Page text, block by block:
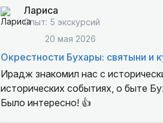
доброжелательный, харизматичный и образованный мужчина, и очень позитивный. День впечатлений
Вам обеспечен. Ирадж отвечал
тонкостей и традиций. Мы теперь живем с новыми знаниями и ощущениями. Прогулка
однозначное расширение Вашего
Востока, мир знаний и мудрости.
выражения и цитаты, логика и
информации. Помимо серьезных
Лариса
Опыт: 5 экскурсий
20 мая 2026
Окрестности Бухары: святыни и
Ирадж знакомил нас с
исторических событиях, о быте
Было интересно! 👍